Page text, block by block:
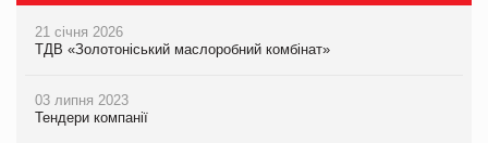
21 січня 2026
ТДВ «Золотоніський маслоробний комбінат»
03 липня 2023
Тендери компанії